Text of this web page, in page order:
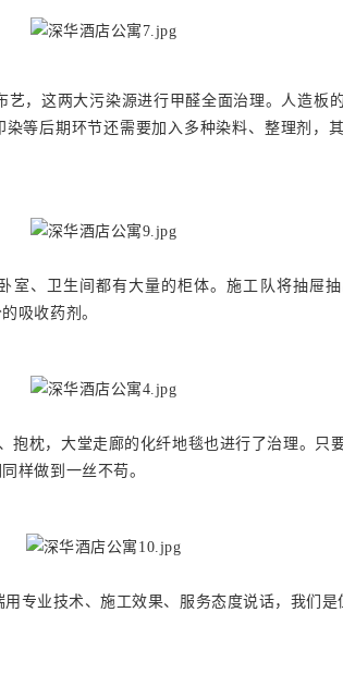
这两大污染源进行甲醛全面治理。人造板的
等后期环节还需要加入多种染料、整理剂，
、卫生间都有大量的柜体。施工队将抽屉抽
吸收药剂。
枕，大堂走廊的化纤地毯也进行了治理。只要
样做到一丝不苟。
业技术、施工效果、服务态度说话，我们是